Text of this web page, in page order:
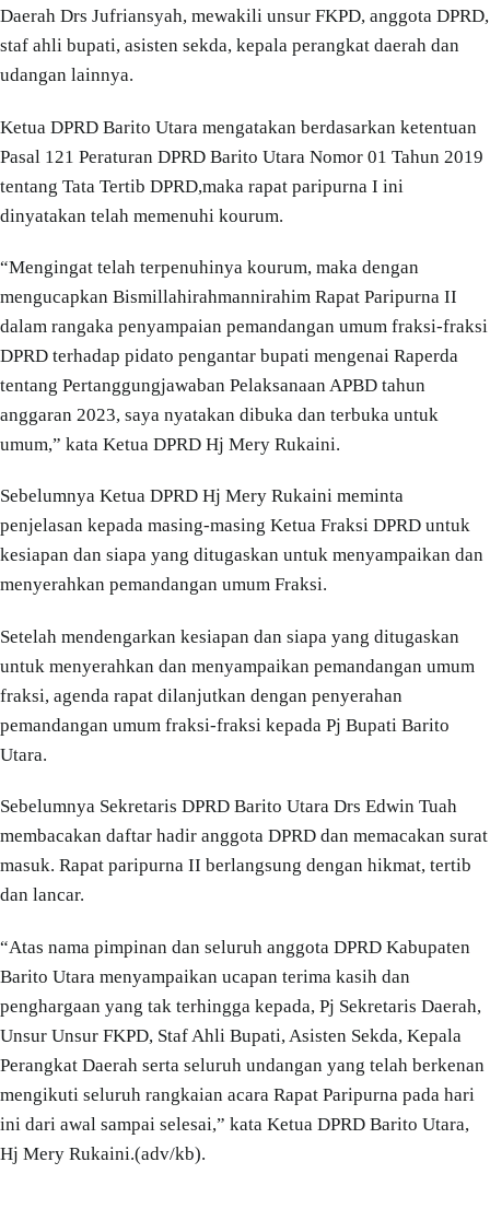
Daerah Drs Jufriansyah, mewakili unsur FKPD, anggota DPRD,
staf ahli bupati, asisten sekda, kepala perangkat daerah dan
udangan lainnya.
Ketua DPRD Barito Utara mengatakan berdasarkan ketentuan
Pasal 121 Peraturan DPRD Barito Utara Nomor 01 Tahun 2019
tentang Tata Tertib DPRD,maka rapat paripurna I ini
dinyatakan telah memenuhi kourum.
“Mengingat telah terpenuhinya kourum, maka dengan
mengucapkan Bismillahirahmannirahim Rapat Paripurna II
dalam rangaka penyampaian pemandangan umum fraksi-fraksi
DPRD terhadap pidato pengantar bupati mengenai Raperda
tentang Pertanggungjawaban Pelaksanaan APBD tahun
anggaran 2023, saya nyatakan dibuka dan terbuka untuk
umum,” kata Ketua DPRD Hj Mery Rukaini.
Sebelumnya Ketua DPRD Hj Mery Rukaini meminta
penjelasan kepada masing-masing Ketua Fraksi DPRD untuk
kesiapan dan siapa yang ditugaskan untuk menyampaikan dan
menyerahkan pemandangan umum Fraksi.
Setelah mendengarkan kesiapan dan siapa yang ditugaskan
untuk menyerahkan dan menyampaikan pemandangan umum
fraksi, agenda rapat dilanjutkan dengan penyerahan
pemandangan umum fraksi-fraksi kepada Pj Bupati Barito
Utara.
Sebelumnya Sekretaris DPRD Barito Utara Drs Edwin Tuah
membacakan daftar hadir anggota DPRD dan memacakan surat
masuk. Rapat paripurna II berlangsung dengan hikmat, tertib
dan lancar.
“Atas nama pimpinan dan seluruh anggota DPRD Kabupaten
Barito Utara menyampaikan ucapan terima kasih dan
penghargaan yang tak terhingga kepada, Pj Sekretaris Daerah,
Unsur Unsur FKPD, Staf Ahli Bupati, Asisten Sekda, Kepala
Perangkat Daerah serta seluruh undangan yang telah berkenan
mengikuti seluruh rangkaian acara Rapat Paripurna pada hari
ini dari awal sampai selesai,” kata Ketua DPRD Barito Utara,
Hj Mery Rukaini.(adv/kb).